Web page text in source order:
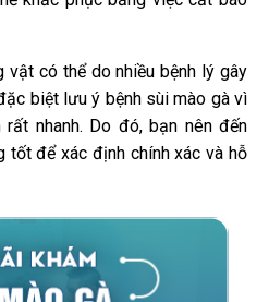
có thể do nhiều bệnh lý gây
biệt lưu ý bệnh sùi mào gà vì
nhanh. Do đó, bạn nên đến
tốt để xác định chính xác và hỗ